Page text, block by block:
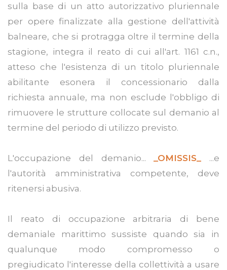
sulla base di un atto autorizzativo pluriennale
per opere finalizzate alla gestione dell'attività
balneare, che si protragga oltre il termine della
stagione, integra il reato di cui all'art. 1161 c.n.,
atteso che l'esistenza di un titolo pluriennale
abilitante esonera il concessionario dalla
richiesta annuale, ma non esclude l'obbligo di
rimuovere le strutture collocate sul demanio al
termine del periodo di utilizzo previsto.
L'occupazione del demanio... _OMISSIS_
...e
l'autorità amministrativa competente, deve
ritenersi abusiva.
Il reato di occupazione arbitraria di bene
demaniale marittimo sussiste quando sia in
qualunque modo compromesso o
pregiudicato l'interesse della collettività a usare